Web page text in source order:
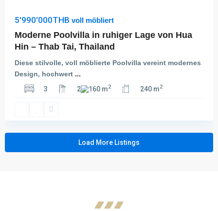
5'990'000THB voll möbliert
Moderne Poolvilla in ruhiger Lage von Hua
Hin – Thab Tai, Thailand
Diese stilvolle, voll möblierte Poolvilla vereint modernes
Design, hochwert ...
3
2 160 m2 240 m2
Load More Listings